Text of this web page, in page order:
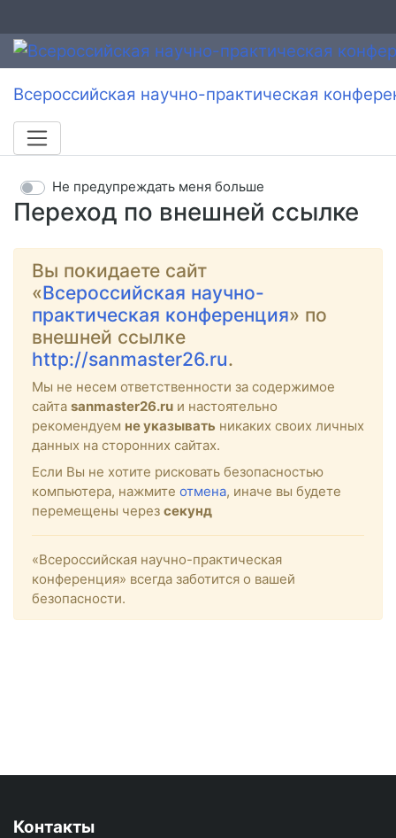
Всероссийская научно-практическая
Переход по внешней ссылке
Не предупреждать меня больше
Вы покидаете сайт
«Всероссийская научно-
практическая конференция» по
внешней ссылке
http://sanmaster26.ru.
Мы не несем ответственности за содержимое
сайта sanmaster26.ru и настоятельно
рекомендуем не указывать никаких своих личных
данных на сторонних сайтах.
Если Вы не хотите рисковать безопасностью
компьютера, нажмите отмена, иначе вы будете
перемещены через секунд
«Всероссийская научно-практическая
конференция» всегда заботится о вашей
безопасности.
Контакты